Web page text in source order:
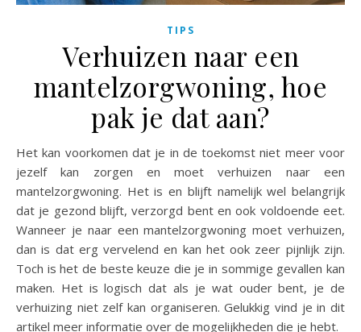
TIPS
Verhuizen naar een
mantelzorgwoning, hoe
pak je dat aan?
Het kan voorkomen dat je in de toekomst niet meer voor
jezelf kan zorgen en moet verhuizen naar een
mantelzorgwoning. Het is en blijft namelijk wel belangrijk
dat je gezond blijft, verzorgd bent en ook voldoende eet.
Wanneer je naar een mantelzorgwoning moet verhuizen,
dan is dat erg vervelend en kan het ook zeer pijnlijk zijn.
Toch is het de beste keuze die je in sommige gevallen kan
maken. Het is logisch dat als je wat ouder bent, je de
verhuizing niet zelf kan organiseren. Gelukkig vind je in dit
artikel meer informatie over de mogelijkheden die je hebt.